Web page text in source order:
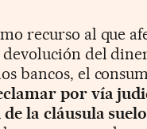
recurso al que
del
bancos, el
por vía
la cláusula suelo